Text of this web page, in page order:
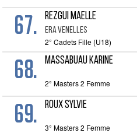
67. REZGUI MAELLE
ERA VENELLES
2° Cadets Fille (U18)
68. MASSABUAU KARINE
2° Masters 2 Femme
69. ROUX SYLVIE
3° Masters 2 Femme